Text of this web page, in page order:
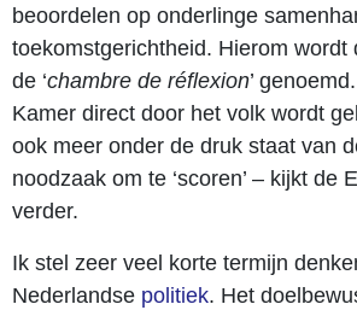
beoordelen op onderlinge
toekomstgerichtheid. Hierom wordt
de ‘chambre de réflexion’
Kamer direct door het volk wordt
ook meer onder de druk staat van
noodzaak om te ‘scoren’ – kijkt de
verder.
Ik stel zeer veel korte termijn
Nederlandse politiek. Het